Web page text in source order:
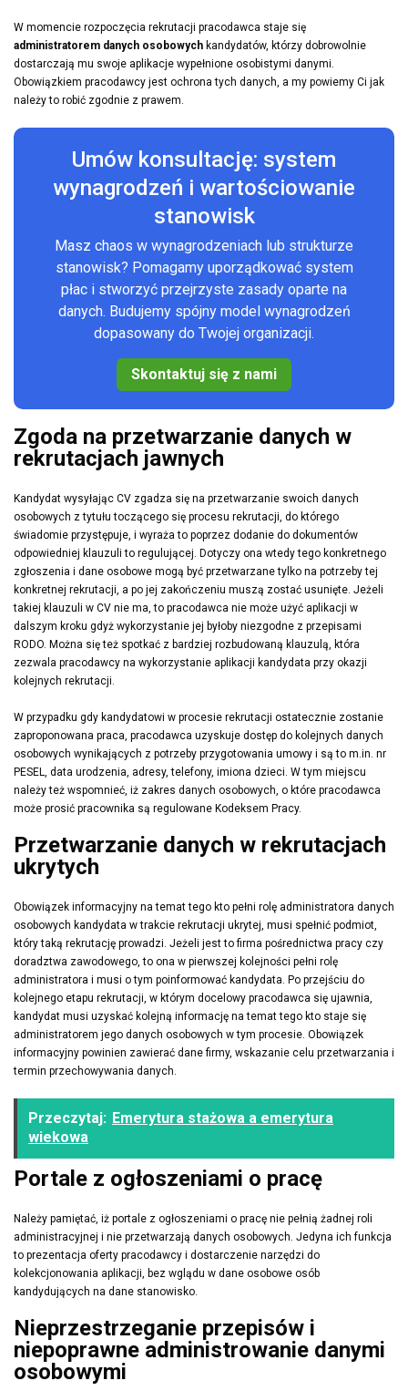
W momencie rozpoczęcia rekrutacji pracodawca staje się
administratorem danych osobowych kandydatów, którzy dobrowolnie
dostarczają mu swoje aplikacje wypełnione osobistymi danymi.
Obowiązkiem pracodawcy jest ochrona tych danych, a my powiemy Ci jak
należy to robić zgodnie z prawem.
Umów konsultację: system
wynagrodzeń i wartościowanie
stanowisk
Masz chaos w wynagrodzeniach lub strukturze
stanowisk? Pomagamy uporządkować system
płac i stworzyć przejrzyste zasady oparte na
danych. Budujemy spójny model wynagrodzeń
dopasowany do Twojej organizacji.
Skontaktuj się z nami
Zgoda na przetwarzanie danych w
rekrutacjach jawnych
Kandydat wysyłając CV zgadza się na przetwarzanie swoich danych
osobowych z tytułu toczącego się procesu rekrutacji, do którego
świadomie przystępuje, i wyraża to poprzez dodanie do dokumentów
odpowiedniej klauzuli to regulującej. Dotyczy ona wtedy tego konkretnego
zgłoszenia i dane osobowe mogą być przetwarzane tylko na potrzeby tej
konkretnej rekrutacji, a po jej zakończeniu muszą zostać usunięte. Jeżeli
takiej klauzuli w CV nie ma, to pracodawca nie może użyć aplikacji w
dalszym kroku gdyż wykorzystanie jej byłoby niezgodne z przepisami
RODO. Można się też spotkać z bardziej rozbudowaną klauzulą, która
zezwala pracodawcy na wykorzystanie aplikacji kandydata przy okazji
kolejnych rekrutacji.
W przypadku gdy kandydatowi w procesie rekrutacji ostatecznie zostanie
zaproponowana praca, pracodawca uzyskuje dostęp do kolejnych danych
osobowych wynikających z potrzeby przygotowania umowy i są to m.in. nr
PESEL, data urodzenia, adresy, telefony, imiona dzieci. W tym miejscu
należy też wspomnieć, iż zakres danych osobowych, o które pracodawca
może prosić pracownika są regulowane Kodeksem Pracy.
Przetwarzanie danych w rekrutacjach
ukrytych
Obowiązek informacyjny na temat tego kto pełni rolę administratora danych
osobowych kandydata w trakcie rekrutacji ukrytej, musi spełnić podmiot,
który taką rekrutację prowadzi. Jeżeli jest to firma pośrednictwa pracy czy
doradztwa zawodowego, to ona w pierwszej kolejności pełni rolę
administratora i musi o tym poinformować kandydata. Po przejściu do
kolejnego etapu rekrutacji, w którym docelowy pracodawca się ujawnia,
kandydat musi uzyskać kolejną informację na temat tego kto staje się
administratorem jego danych osobowych w tym procesie. Obowiązek
informacyjny powinien zawierać dane firmy, wskazanie celu przetwarzania i
termin przechowywania danych.
Przeczytaj: Emerytura stażowa a emerytura
wiekowa
Portale z ogłoszeniami o pracę
Należy pamiętać, iż portale z ogłoszeniami o pracę nie pełnią żadnej roli
administracyjnej i nie przetwarzają danych osobowych. Jedyna ich funkcja
to prezentacja oferty pracodawcy i dostarczenie narzędzi do
kolekcjonowania aplikacji, bez wglądu w dane osobowe osób
kandydujących na dane stanowisko.
Nieprzestrzeganie przepisów i
niepoprawne administrowanie danymi
osobowymi